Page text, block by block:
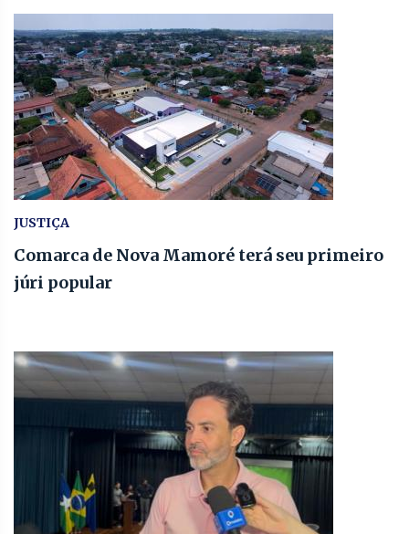
JUSTIÇA
Comarca de Nova Mamoré terá seu primeiro
júri popular